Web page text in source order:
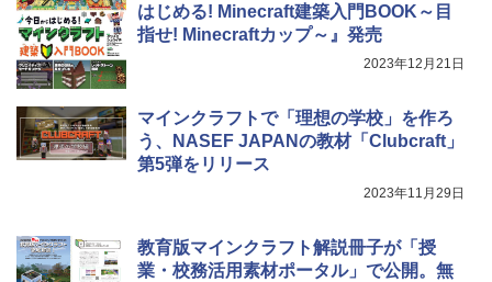
はじめる! Minecraft建築入門BOOK～目
指せ! Minecraftカップ～』発売
2023年12月21日
マインクラフトで「理想の学校」を作ろ
う、NASEF JAPANの教材「Clubcraft」
第5弾をリリース
2023年11月29日
教育版マインクラフト解説冊子が「授
業・校務活用素材ポータル」で公開。無